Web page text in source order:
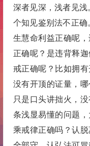
深者见深，浅者见
个知见鉴别法不正确
生慧命利益正确呢
正确呢？是违背释
戒正确呢？比如拥
没有开顶的证量，
只是口头讲拙火，
条浅显易懂的问题
乘戒律正确吗？认